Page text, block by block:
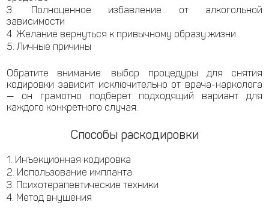
Полноценное избавление от алкогольной
зависимости
Желание вернуться к привычному образу жизни
Личные причины
Обратите внимание: выбор процедуры для снятия
кодировки зависит исключительно от врача-нарколога
— он грамотно подберет подходящий вариант для
каждого конкретного случая.
Способы раскодировки
Инъекционная кодировка
Использование импланта
Психотерапевтические техники
Метод внушения